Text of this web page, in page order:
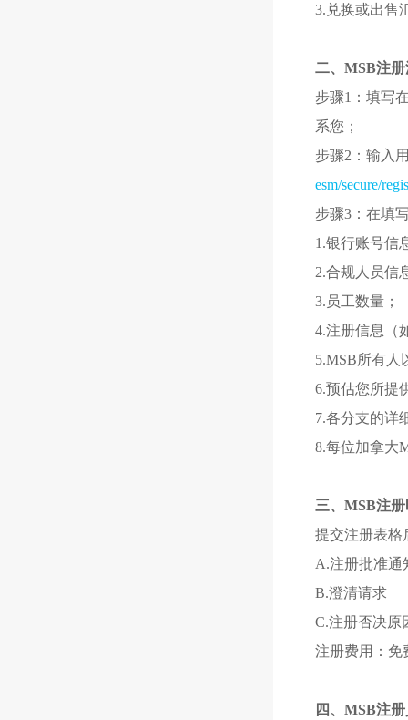
3.兑换或出售
二、MSB注
步骤1：填写
系您；
步骤2：输入
esm/secure/
步骤3：在填
1.银行账号信
2.合规人员信
3.员工数量；
4.注册信息（
5.MSB所有人
6.预估您所提
7.各分支的详
8.每位加拿大
三、MSB注
提交注册表格
A.注册批准通
B.澄清请求
C.注册否决原
注册费用：免
四、MSB注